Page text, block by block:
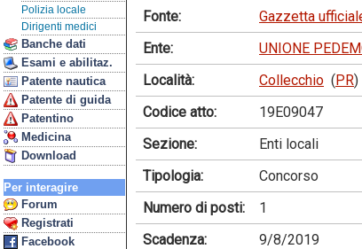
Polizia locale
Dirigenti medici
Banche dati
Esami e abilitaz.
Patente nautica
Patente di guida
Patentino
Medicina
Download
Per interagire
Forum
Registrati
Facebook
Fonte:
Gazzetta
Ente:
UNIONE
Località:
Collecchio (PR)
Codice atto:
19E09047
Sezione:
Enti locali
Tipologia:
Concorso
Numero di posti:
1
Scadenza:
9/8/2019